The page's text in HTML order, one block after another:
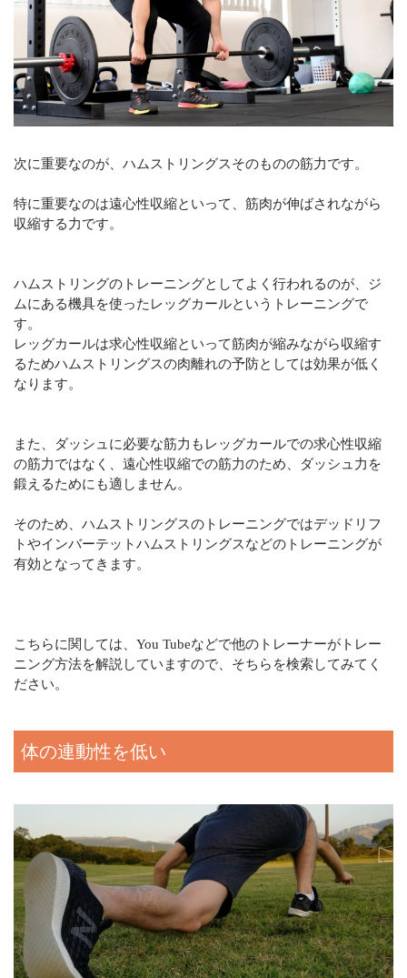
次に重要なのが、ハムストリングスそのものの筋力です。
特に重要なのは遠心性収縮といって、筋肉が伸ばされながら
収縮する力です。
ハムストリングのトレーニングとしてよく行われるのが、ジ
ムにある機具を使ったレッグカールというトレーニングで
す。
レッグカールは求心性収縮といって筋肉が縮みながら収縮す
るためハムストリングスの肉離れの予防としては効果が低く
なります。
また、ダッシュに必要な筋力もレッグカールでの求心性収縮
の筋力ではなく、遠心性収縮での筋力のため、ダッシュ力を
鍛えるためにも適しません。
そのため、ハムストリングスのトレーニングではデッドリフ
トやインバーテットハムストリングスなどのトレーニングが
有効となってきます。
こちらに関しては、You Tubeなどで他のトレーナーがトレー
ニング方法を解説していますので、そちらを検索してみてく
ださい。
体の連動性を低い